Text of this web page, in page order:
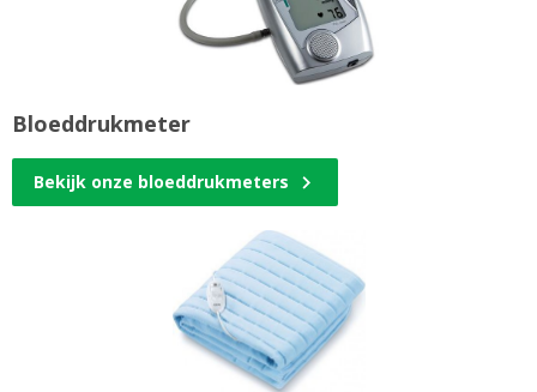
Bloeddrukmeter
Bekijk onze bloeddrukmeters